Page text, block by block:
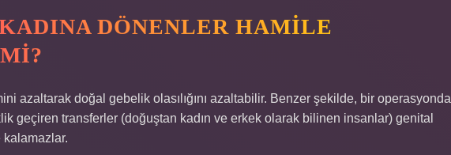
DÖNENLER HAMILE
azaltarak doğal gebelik olasılığını azaltabilir. Benzer şekilde, bir operasyonda
geçiren transferler (doğuştan kadın ve erkek olarak bilinen insanlar) genital